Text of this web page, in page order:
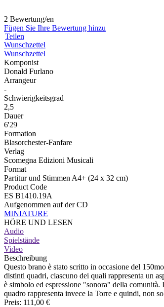
2 Bewertung/en
Fügen Sie Ihre Bewertung hinzu
Teilen
Wunschzettel
Wunschzettel
Komponist
Donald Furlano
Arrangeur
-
Schwierigkeitsgrad
2,5
Dauer
6'29
Formation
Blasorchester-Fanfare
Verlag
Scomegna Edizioni Musicali
Format
Partitur und Stimmen A4+ (24 x 32 cm)
Product Code
ES B1410.19A
Aufgenommen auf der CD
MINIATURE
HÖRE UND LESEN
Audio
Spielstände
Video
Beschreibung
Questo brano è stato scritto in occasione del
distinti quadri, ciascuno dei quali rappresenta un
è simbolo ed espressione "sonora" della
quadro rappresenta invece la Torre e quindi, non
Preis: 111,00 €